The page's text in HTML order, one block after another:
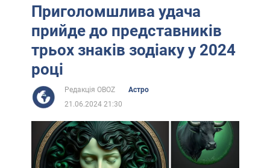
США
Африка
Життя
Приголомшлива удача
прийде до представників
трьох знаків зодіаку у 2024
році
Редакція OBOZ
Астро
21.06.2024 21:30